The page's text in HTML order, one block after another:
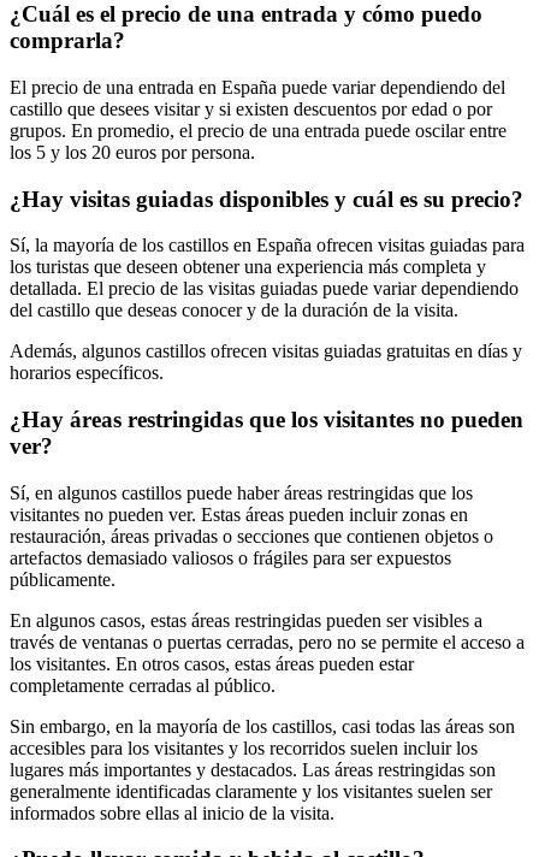
¿Cuál es el precio de una entrada y cómo puedo
comprarla?
El precio de una entrada en España puede variar dependiendo del
castillo que desees visitar y si existen descuentos por edad o por
grupos. En promedio, el precio de una entrada puede oscilar entre
los 5 y los 20 euros por persona.
¿Hay visitas guiadas disponibles y cuál es su precio?
Sí, la mayoría de los castillos en España ofrecen visitas guiadas para
los turistas que deseen obtener una experiencia más completa y
detallada. El precio de las visitas guiadas puede variar dependiendo
del castillo que deseas conocer y de la duración de la visita.
Además, algunos castillos ofrecen visitas guiadas gratuitas en días y
horarios específicos.
¿Hay áreas restringidas que los visitantes no pueden
ver?
Sí, en algunos castillos puede haber áreas restringidas que los
visitantes no pueden ver. Estas áreas pueden incluir zonas en
restauración, áreas privadas o secciones que contienen objetos o
artefactos demasiado valiosos o frágiles para ser expuestos
públicamente.
En algunos casos, estas áreas restringidas pueden ser visibles a
través de ventanas o puertas cerradas, pero no se permite el acceso a
los visitantes. En otros casos, estas áreas pueden estar
completamente cerradas al público.
Sin embargo, en la mayoría de los castillos, casi todas las áreas son
accesibles para los visitantes y los recorridos suelen incluir los
lugares más importantes y destacados. Las áreas restringidas son
generalmente identificadas claramente y los visitantes suelen ser
informados sobre ellas al inicio de la visita.